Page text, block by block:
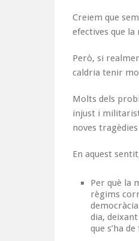
Creiem que
efectives que
Però, si
caldria tenir
Molts dels
injust i
noves
En aquest
Per què la
règims
dia,
que s’ha